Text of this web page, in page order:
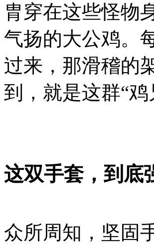
胄穿在这些怪物
气扬的大公鸡。
过来，那滑稽的
到，就是这群“
这双手套，到底
众所周知，坚固